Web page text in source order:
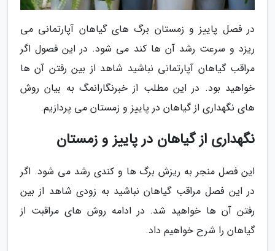
در فصل پاییز و زمستان برگ های گیاهان آپارتمانی می
ریزد و سرعت رشد آن ها کند می شود. در این فصول اگر
مراقب گیاهان آپارتمانی نباشید شاهد از بین رفتن آن ها
خواهید بود. در این مطلب از خبرنگارانمگ به بیان روش
های نگهداری از گیاهان در پاییز و زمستان می پردازیم.
نگهداری از گیاهان در پاییز و زمستان
این فصل منجر به ریزش برگ ها و کندی رشد می شود. اگر
در این فصل مراقب گیاهان نباشید به زودی شاهد از بین
رفتن آن ها خواهید شد. در ادامه روش های مراقبت از
گیاهان را شرح خواهیم داد.